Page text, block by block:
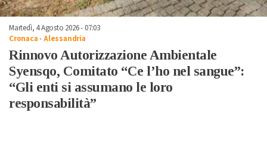
Martedì, 4 Agosto 2026 - 07:03
Cronaca-Alessandria
Rinnovo Autorizzazione Ambientale
Syensqo, Comitato “Ce l’ho nel sangue”:
“Gli enti si assumano le loro
responsabilità”